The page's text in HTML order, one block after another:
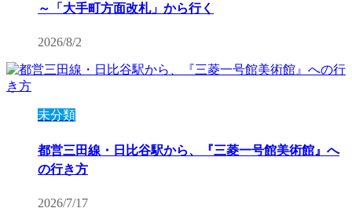
～「大手町方面改札」から行く
2026/8/2
未分類
都営三田線・日比谷駅から、『三菱一号館美術館』へ
の行き方
2026/7/17